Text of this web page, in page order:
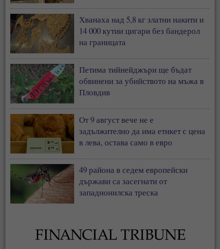
Хванаха над 5,8 кг златни накити и
14 000 кутии цигари без бандерол
на границата
Петима тийнейджъри ще бъдат
обвинени за убийството на мъжа в
Пловдив
От 9 август вече не е
задължително да има етикет с цена
в лева, остава само в евро
49 района в седем европейски
държави са засегнати от
западнонилска треска